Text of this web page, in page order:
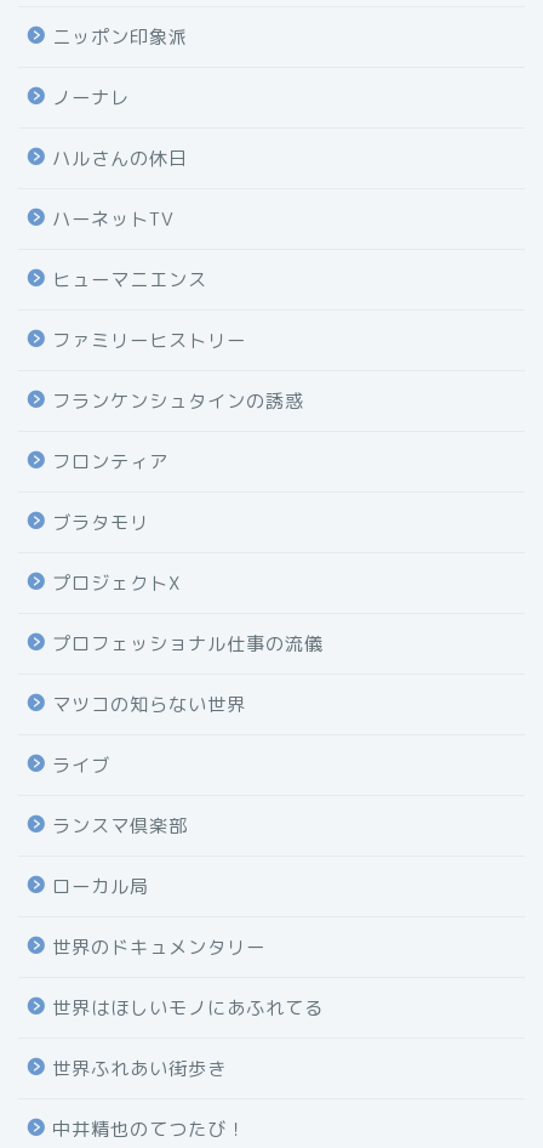
ニッポン印象派
ノーナレ
ハルさんの休日
ハーネットTV
ヒューマニエンス
ファミリーヒストリー
フランケンシュタインの誘惑
フロンティア
ブラタモリ
プロジェクトX
プロフェッショナル仕事の流儀
マツコの知らない世界
ライブ
ランスマ倶楽部
ローカル局
世界のドキュメンタリー
世界はほしいモノにあふれてる
世界ふれあい街歩き
中井精也のてつたび！